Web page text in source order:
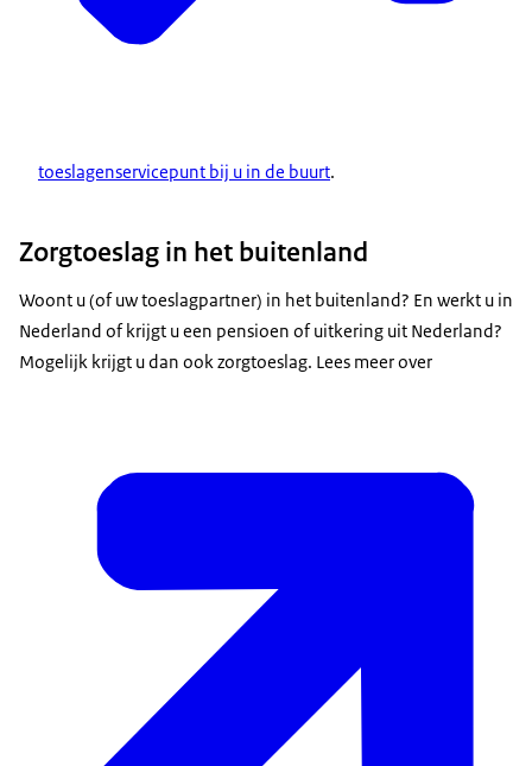
Zorgtoeslag aanvragen
U kunt zorgtoeslag online aanvragen met Mijn
Daarna krijgt u de zorgtoeslag ieder jaar vanzelf.
U moet wel aan de voorwaarden blijven voldoen.
Veranderingen doorgeven aan de
Belastingdienst
Geef veranderingen door aan de Dienst Toeslagen.
Doe dit zo snel mogelijk.
Zo voorkomt u dat u toeslag moet terugbetalen. Of
dat u te weinig toeslag krijgt.
toeslagenservicepunt bij u in de buurt.
Zorgtoeslag in het buitenland
Woont u (of uw toeslagpartner) in het buitenland? En werkt u in
Nederland of krijgt u een pensioen of uitkering uit Nederland?
Mogelijk krijgt u dan ook zorgtoeslag. Lees meer over